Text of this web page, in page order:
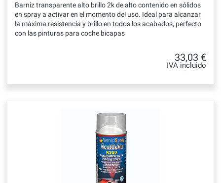
Barniz transparente alto brillo 2k de alto contenido en sólidos
en spray a activar en el momento del uso. Ideal para alcanzar
la máxima resistencia y brillo en todos los acabados, perfecto
con las pinturas para coche bicapas
33,03 €
IVA incluido